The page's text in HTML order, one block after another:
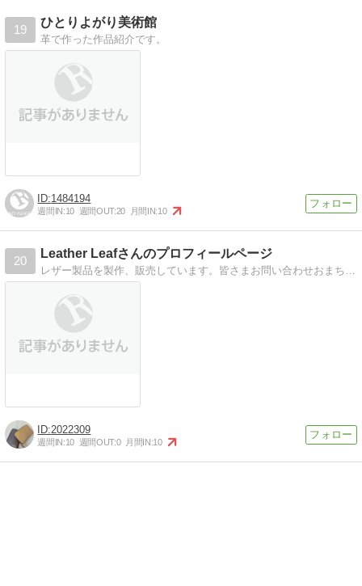
19
ひとりよがり美術館
革で作った作品紹介です。
1484194
週間IN:10 週間OUT:20 月間IN:10
20
Leather Leafさんのプロフィールページ
レザー製品を製作、販売しています。皆さまお問い合わせおまちしております。
2022309
週間IN:10 週間OUT:0 月間IN:10